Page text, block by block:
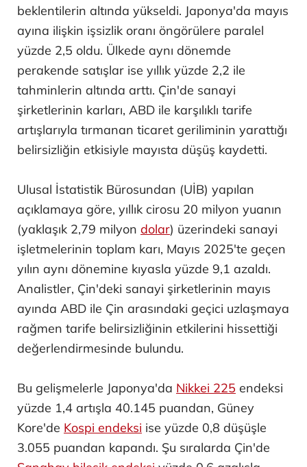
beklentilerin altında yükseldi. Japonya'da mayıs
ayına ilişkin işsizlik oranı öngörülere paralel
yüzde 2,5 oldu. Ülkede aynı dönemde
perakende satışlar ise yıllık yüzde 2,2 ile
tahminlerin altında arttı. Çin'de sanayi
şirketlerinin karları, ABD ile karşılıklı tarife
artışlarıyla tırmanan ticaret geriliminin yarattığı
belirsizliğin etkisiyle mayısta düşüş kaydetti.
Ulusal İstatistik Bürosundan (UİB) yapılan
açıklamaya göre, yıllık cirosu 20 milyon yuanın
(yaklaşık 2,79 milyon dolar) üzerindeki sanayi
işletmelerinin toplam karı, Mayıs 2025'te geçen
yılın aynı dönemine kıyasla yüzde 9,1 azaldı.
Analistler, Çin'deki sanayi şirketlerinin mayıs
ayında ABD ile Çin arasındaki geçici uzlaşmaya
rağmen tarife belirsizliğinin etkilerini hissettiği
değerlendirmesinde bulundu.
Bu gelişmelerle Japonya'da Nikkei 225 endeksi
yüzde 1,4 artışla 40.145 puandan, Güney
Kore'de Kospi endeksi ise yüzde 0,8 düşüşle
3.055 puandan kapandı. Şu sıralarda Çin'de